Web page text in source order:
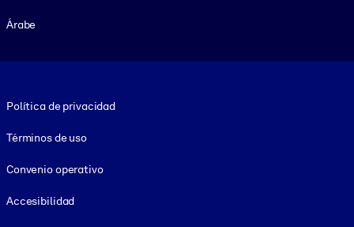
Árabe
Política de privacidad
Términos de uso
Convenio operativo
Accesibilidad